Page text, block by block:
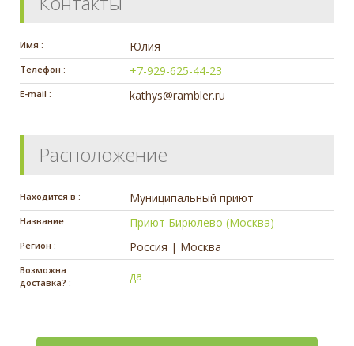
Имя : Юлия
Телефон : +7-929-625-44-23
E-mail : kathys@rambler.ru
Расположение
Находится в : Муниципальный приют
Название : Приют Бирюлево (Москва)
Регион : Россия | Москва
Возможна
доставка? :
да